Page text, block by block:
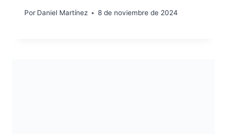
Por Daniel Martínez 8 de noviembre de 2024